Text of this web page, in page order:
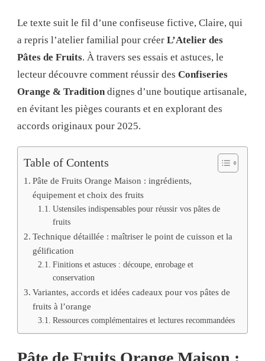
Le texte suit le fil d’une confiseuse fictive, Claire, qui
a repris l’atelier familial pour créer L’Atelier des
Pâtes de Fruits. À travers ses essais et astuces, le
lecteur découvre comment réussir des Confiseries
Orange & Traditiondignes d’une boutique artisanale,
en évitant les pièges courants et en explorant des
accords originaux pour 2025.
Table of Contents
Pâte de Fruits Orange Maison : ingrédients,
équipement et choix des fruits
Ustensiles indispensables pour réussir vos pâtes de
fruits
Technique détaillée : maîtriser le point de cuisson et la
gélification
Finitions et astuces : découpe, enrobage et
conservation
Variantes, accords et idées cadeaux pour vos pâtes de
fruits à l’orange
Ressources complémentaires et lectures recommandées